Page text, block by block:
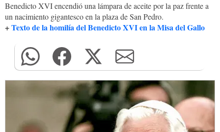
Benedicto XVI encendió una lámpara de aceite por la paz frente a
un nacimiento gigantesco en la plaza de San Pedro.
+Texto de la homilía del Benedicto XVI en la Misa del Gallo